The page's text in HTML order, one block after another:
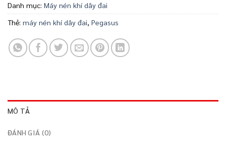
Danh mục: Máy nén khí dây đai
Thẻ: máy nén khí dây đai, Pegasus
MÔ TẢ
ĐÁNH GIÁ (0)